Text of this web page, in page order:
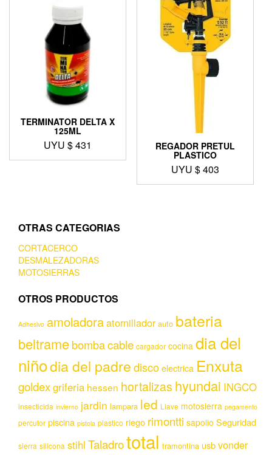
TERMINATOR DELTA X
125ML
UYU $431 REGADOR PRETUL
PLASTICO
UYU $403
OTRAS CATEGORIAS
CORTACERCO
DESMALEZADORAS
MOTOSIERRAS
OTROS PRODUCTOS
Adhesivo amoladoraatornillador auto bateria
beltramebombacable cargador cocina dia del
niñodia del padrediscoelectrica Enxuta
goldexgriferia hessen hortalizas hyundai INGCO
insecticida invierno jardin lampara led Llave motosierra pegamento
percutor piscina pistola plastico riego rimontti sapolio Seguridad
sierra silicona stihl Taladrototal tramontina usbvonder